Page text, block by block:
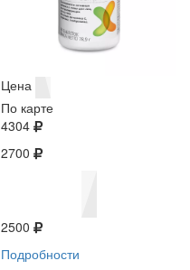
Цена
По карте
4304
2700
2500
Подробности